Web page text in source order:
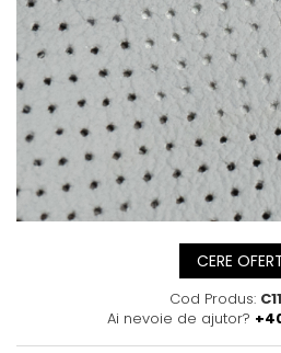
Posete
Rucsac
Plic
Saculet
Borsete
Mov
Visiniu
Maro
Albastru
CERE
Cod Produs:
Ai nevoie de ajutor?